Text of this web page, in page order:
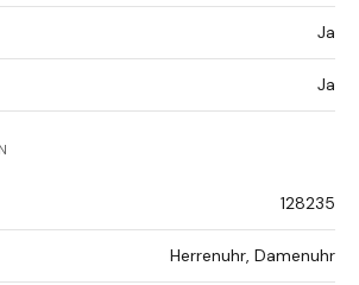
Ja
Ja
128235
Herrenuhr, Damenuhr